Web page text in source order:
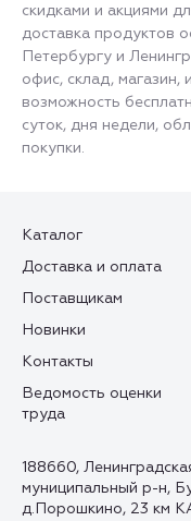
скидками и акциями
доставка продуктов
Петербургу и
офис, склад, магазин,
возможность
суток, дня недели,
покупки.
188660,
муниципальный р-н,
д.Порошкино, 23 км
Каталог
Доставка и оплата
Поставщикам
Новинки
Контакты
Ведомость оценки
труда